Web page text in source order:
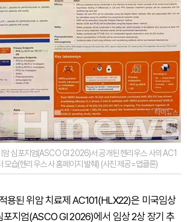
암 심포지엄(ASCO GI 2026)서 공개된 헨리우스 사의 AC1
모습(헨리우스 사 홈페이지 발췌) (사진 제공=앱클론)
용된 위암 치료제 AC101(HLX22)은 미국임상
포지엄(ASCO GI 2026)에서 임상 2상 장기 추